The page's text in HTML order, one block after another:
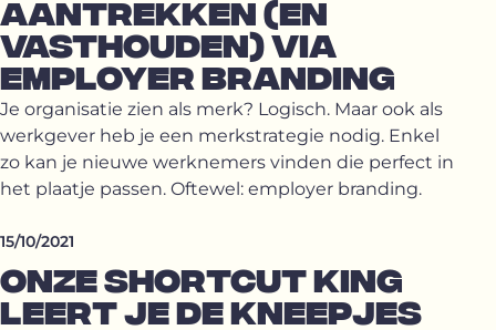
AANTREKKEN (EN
VASTHOUDEN) VIA
EMPLOYER BRANDING
Je organisatie zien als merk? Logisch. Maar ook als
werkgever heb je een merkstrategie nodig. Enkel
zo kan je nieuwe werknemers vinden die perfect in
het plaatje passen. Oftewel: employer branding.
15/10/2021
ONZE SHORTCUT KING
LEERT JE DE KNEEPJES